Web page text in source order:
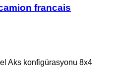
francais
Aks konfigürasyonu 8x4